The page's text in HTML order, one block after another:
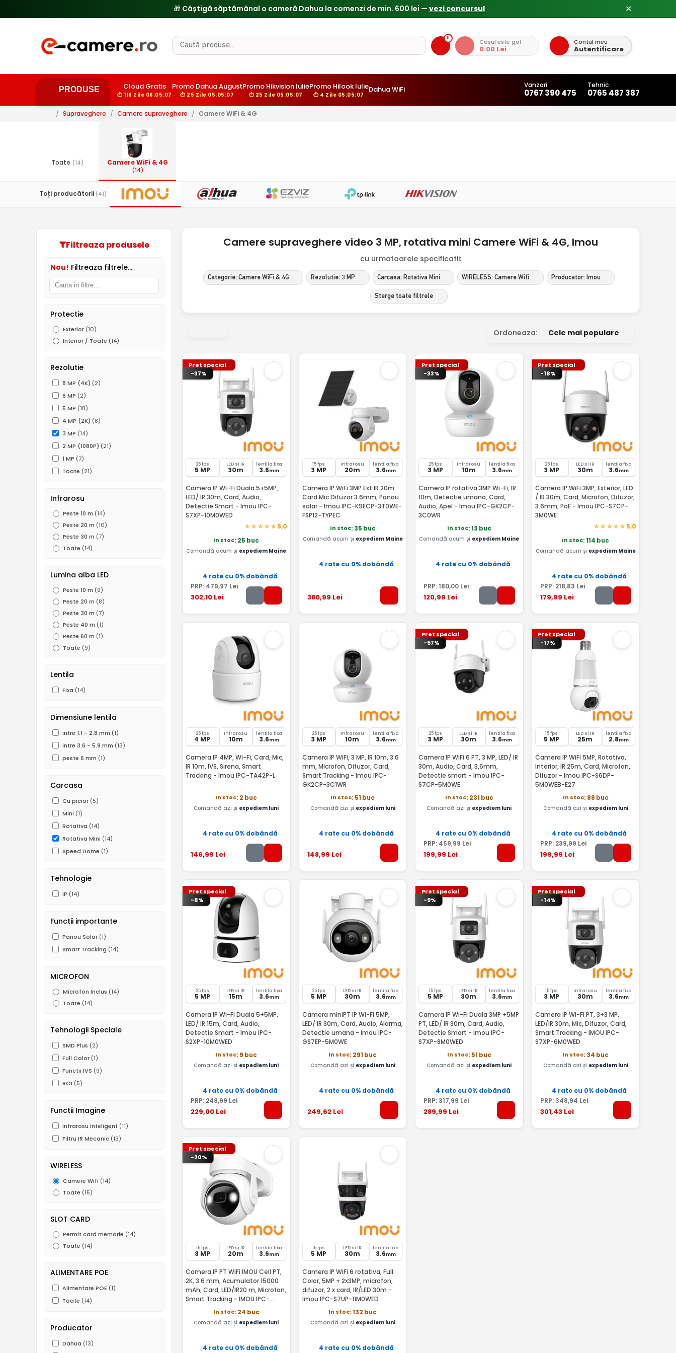
✕
0 Cosul este gol
0.00 Lei
Contul meu
Autentificare
PRODUSE Cloud Gratis
⏱ 116 Zile 06:05:06
Promo Dahua August
⏱ 25 Zile 05:05:06
Promo Hikvision Iulie
⏱ 25 Zile 05:05:06
Promo Hilook Iulie
⏱ 4 Zile 05:05:06
Dahua WiFi Vanzari
0767 390 475
Tehnic
0765 487 387
/ Supraveghere / Camere supraveghere / Camere WiFi & 4G
Toate (14) Camere WiFi & 4G
(14)
Toți producătorii (41)
Filtreaza produsele
Nou! Filtreaza filtrele...
Protectie
Exterior (10)
Interior / Toate (14)
Rezolutie
8 MP (4K) (2)
6 MP (2)
5 MP (18)
4 MP (2K) (8)
3 MP (14)
2 MP (1080P) (21)
1 MP (7)
Toate (21)
Infrarosu
Peste 10 m (14)
Peste 20 m (10)
Peste 30 m (7)
Toate (14)
Lumina alba LED
Peste 10 m (9)
Peste 20 m (8)
Peste 30 m (7)
Peste 40 m (1)
Peste 60 m (1)
Toate (9)
Lentila
Fixa (14)
Dimensiune lentila
intre 1.1 - 2.8 mm (1)
intre 3.6 - 5.9 mm (13)
peste 6 mm (1)
Carcasa
Cu picior (5)
Mini (1)
Rotativa (14)
Rotativa Mini (14)
Speed Dome (1)
Tehnologie
IP (14)
Functii importante
Panou Solar (1)
Smart Tracking (14)
MICROFON
Microfon Inclus (14)
Toate (14)
Tehnologii Speciale
SMD Plus (2)
Full Color (1)
Functii IVS (9)
ROI (5)
Functii Imagine
Infrarosu Inteligent (11)
Filtru IR Mecanic (13)
WIRELESS
Camere Wifi (14)
Toate (15)
SLOT CARD
Permit card memorie (14)
Toate (14)
ALIMENTARE POE
Alimentare POE (1)
Toate (14)
Producator
Dahua (13)
Camere supraveghere video 3 MP, rotativa mini Camere WiFi & 4G, Imou
cu urmatoarele specificatii:
Categorie: Camere WiFi & 4G Rezolutie: 3 MP Carcasa: Rotativa Mini WIRELESS: Camere Wifi Producator: Imou
Sterge toate filtrele
Ordoneaza: Cele mai populare
Pret special
-37%
25 fps
5 MP
LED si IR
30m
lentila fixa
3.6mm
Camera IP Wi-Fi Duala 5+5MP,
LED/ IR 30m, Card, Audio,
Detectie Smart - Imou IPC-
S7XP-10M0WED
5,0
In stoc: 25 buc
Comandă acum și expediem Maine
4 rate cu 0% dobândă
PRP: 479,97 Lei
302,10 Lei
15 fps
3 MP
Infrarosu
20m
lentila fixa
3.6mm
Camera IP WiFi 3MP Ext IR 20m
Card Mic Difuzor 3.6mm, Panou
solar - Imou IPC-K9ECP-3T0WE-
FSP12-TYPEC
In stoc: 35 buc
Comandă acum și expediem Maine
4 rate cu 0% dobândă
380,99 Lei
Pret special
-33%
25 fps
3 MP
Infrarosu
10m
lentila fixa
3.6mm
Camera IP rotativa 3MP Wi-Fi, IR
10m, Detectie umana, Card,
Audio, Apel - Imou IPC-GK2CP-
3C0WR
In stoc: 13 buc
Comandă acum și expediem Maine
4 rate cu 0% dobândă
PRP: 180,00 Lei
120,99 Lei
Pret special
-18%
25 fps
3 MP
LED si IR
30m
lentila fixa
3.6mm
Camera IP WiFi 3MP, Exterior, LED
/ IR 30m, Card, Microfon, Difuzor,
3.6mm, PoE - Imou IPC-S7CP-
3M0WE
5,0
In stoc: 114 buc
Comandă acum și expediem Maine
4 rate cu 0% dobândă
PRP: 218,83 Lei
179,99 Lei
25 fps
4 MP
Infrarosu
10m
lentila fixa
3.6mm
Camera IP 4MP, Wi-Fi, Card, Mic,
IR 10m, IVS, Sirena, Smart
Tracking - Imou IPC-TA42P-L
In stoc: 2 buc
Comandă azi și expediem luni
4 rate cu 0% dobândă
146,99 Lei
25 fps
3 MP
Infrarosu
10m
lentila fixa
3.6mm
Camera IP WiFi, 3 MP, IR 10m, 3.6
mm, Microfon, Difuzor, Card,
Smart Tracking - Imou IPC-
GK2CP-3C1WR
In stoc: 51 buc
Comandă azi și expediem luni
4 rate cu 0% dobândă
148,99 Lei
Pret special
-57%
25 fps
3 MP
LED si IR
30m
lentila fixa
3.6mm
Camera IP WiFi 6 PT, 3 MP, LED/ IR
30m, Audio, Card, 3,6mm,
Detectie smart - Imou IPC-
S7CP-5M0WE
In stoc: 231 buc
Comandă azi și expediem luni
4 rate cu 0% dobândă
PRP: 459,99 Lei
199,99 Lei
Pret special
-17%
15 fps
5 MP
LED si IR
25m
lentila fixa
2.8mm
Camera IP WiFi 5MP, Rotativa,
Interior, IR 25m, Card, Microfon,
Difuzor - Imou IPC-S6DP-
5M0WEB-E27
In stoc: 88 buc
Comandă azi și expediem luni
4 rate cu 0% dobândă
PRP: 239,99 Lei
199,99 Lei
Pret special
-8%
25 fps
5 MP
LED si IR
15m
lentila fixa
3.6mm
Camera IP Wi-Fi Duala 5+5MP,
LED/ IR 15m, Card, Audio,
Detectie Smart - Imou IPC-
S2XP-10M0WED
In stoc: 9 buc
Comandă azi și expediem luni
4 rate cu 0% dobândă
PRP: 248,99 Lei
229,00 Lei
25 fps
5 MP
LED si IR
30m
lentila fixa
3.6mm
Camera miniPT IP Wi-Fi 5MP,
LED/ IR 30m, Card, Audio, Alarma,
Detectie umana - Imou IPC-
GS7EP-5M0WE
In stoc: 291 buc
Comandă azi și expediem luni
4 rate cu 0% dobândă
249,62Lei
Pret special
-9%
15 fps
5 MP
LED si IR
30m
lentila fixa
3.6mm
Camera IP Wi-Fi Duala 3MP +5MP
PT, LED/ IR 30m, Card, Audio,
Detectie Smart - Imou IPC-
S7XP-8M0WED
In stoc: 51 buc
Comandă azi și expediem luni
4 rate cu 0% dobândă
PRP:317,99 Lei
289,99 Lei
Pret special
-14%
15 fps
3 MP
Infrarosu
30m
lentila fixa
3.6mm
Camera IP Wi-Fi PT, 3+3 MP,
LED/IR 30m, Mic, Difuzor, Card,
Smart Tracking - IMOU IPC-
S7XP-6M0WED
In stoc: 34 buc
Comandă azi și expediem luni
4 rate cu 0% dobândă
PRP:348,94 Lei
301,43Lei
Pret special
-20%
15 fps
3 MP
LED si IR
20m
lentila fixa
3.6mm
Camera IP PT WiFi IMOU Cell PT,
2K, 3.6 mm, Acumulator 15000
mAh, Card, LED/IR20 m, Microfon,
Smart Tracking - IMOU IPC-
In stoc: 24 buc
Comandă azi și expediem luni
4 rate cu 0% dobândă
15 fps
5 MP
LED si IR
30m
lentila fixa
3.6mm
Camera IP WiFi 6 rotativa, Full
Color, 5MP + 2x3MP, microfon,
difuzor, 2 x card, IR/LED 30m -
Imou IPC-S7UP-11M0WED
In stoc: 132 buc
Comandă azi și expediem luni
4 rate cu 0% dobândă